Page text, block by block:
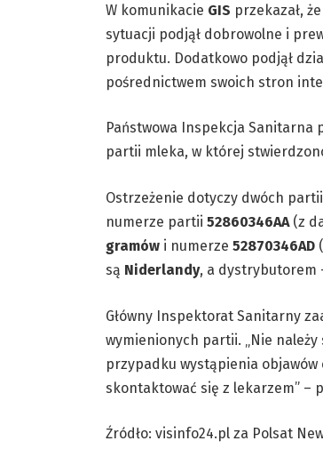
W komunikacie GIS przekazał,
sytuacji podjął dobrowolne i
produktu. Dodatkowo podjął
pośrednictwem swoich stron
Państwowa Inspekcja Sanitarna
partii mleka, w której
Ostrzeżenie dotyczy dwóch
numerze partii 52860346AA(z
gramówi numerze 52870346AD
są Niderlandy, a dystrybutorem
Główny Inspektorat Sanitarny
wymienionych partii. „Nie
przypadku wystąpienia
skontaktować się z lekarzem” –
Źródło: visinfo24.pl za Polsat